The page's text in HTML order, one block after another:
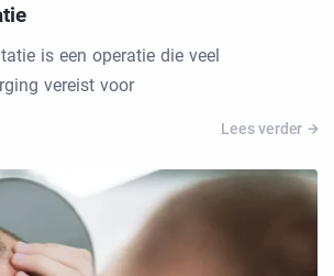
is een operatie die veel
vereist voor
Lees verder